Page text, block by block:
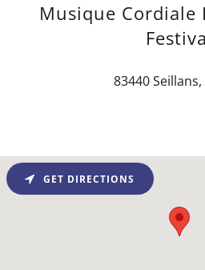
Musique
83440
GET DIRECTIONS